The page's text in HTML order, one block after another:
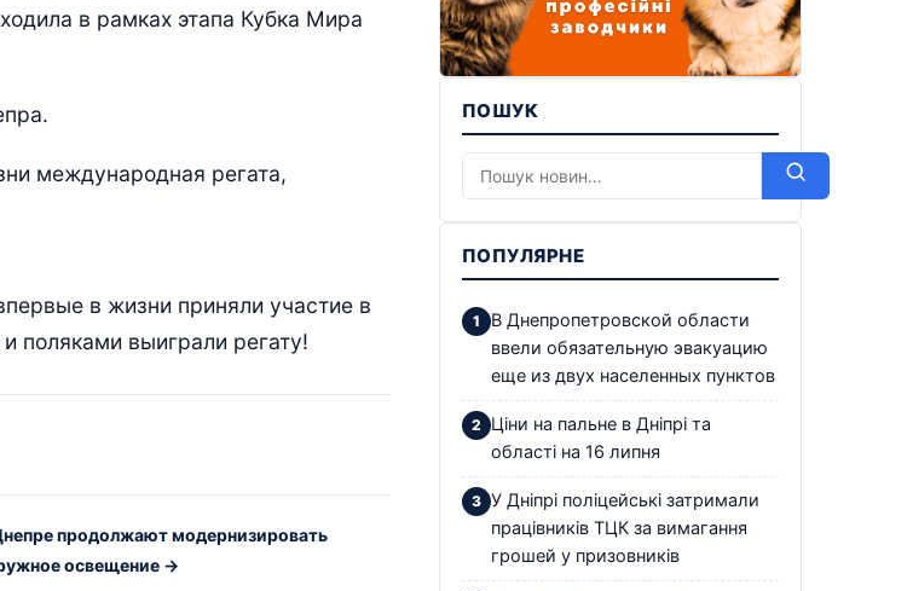
в рамках этапа Кубка Мира
международная регата,
в жизни приняли участие в
поляками выиграли регату!
продолжают модернизировать
освещение →
ПОШУК
ПОПУЛЯРНЕ
В Днепропетровской области
ввели обязательную эвакуацию
еще из двух населенных пунктов
Ціни на пальне в Дніпрі та
області на 16 липня
У Дніпрі поліцейські затримали
працівників ТЦК за вимагання
грошей у призовників